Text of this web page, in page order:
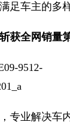
足车主的多
获全网销量
专业解决车